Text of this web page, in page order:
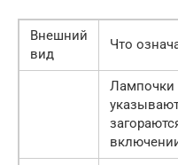
Внешний
вид
Что
Лампочки